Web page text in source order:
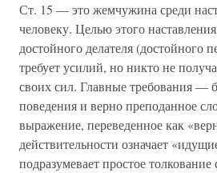
Ст. 15 — это жемчужина среди
человеку. Целью этого
достойного делателя (достойного
требует усилий, но никто не
своих сил. Главные требования —
поведения и верно преподанное
выражение, переведенное как
действительности означает
подразумевает простое